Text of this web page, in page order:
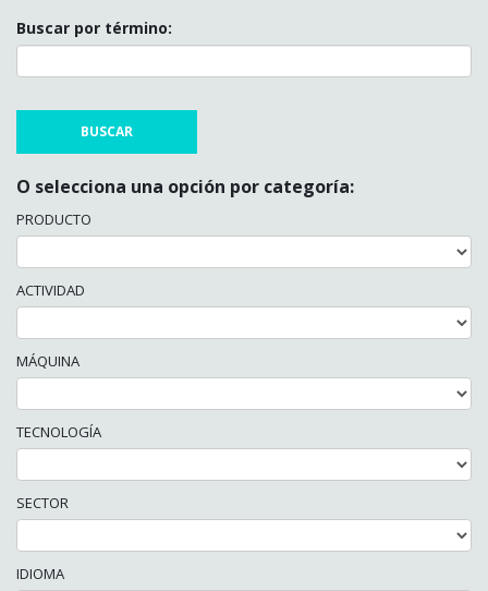
Buscar por término:
O selecciona una opción por categoría:
PRODUCTO
ACTIVIDAD
MÁQUINA
TECNOLOGÍA
SECTOR
IDIOMA